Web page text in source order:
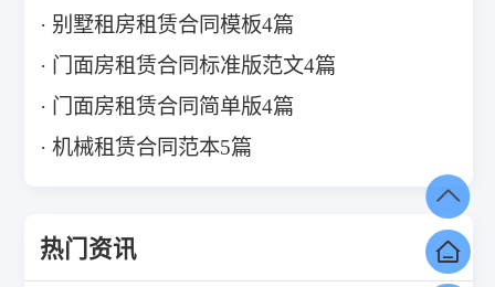
别墅租房租赁合同模板4篇
门面房租赁合同标准版范文4篇
门面房租赁合同简单版4篇
机械租赁合同范本5篇
热门资讯